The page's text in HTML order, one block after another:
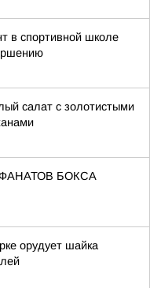
в спортивной школе
салат с золотистыми
БОКСА
орудует шайка